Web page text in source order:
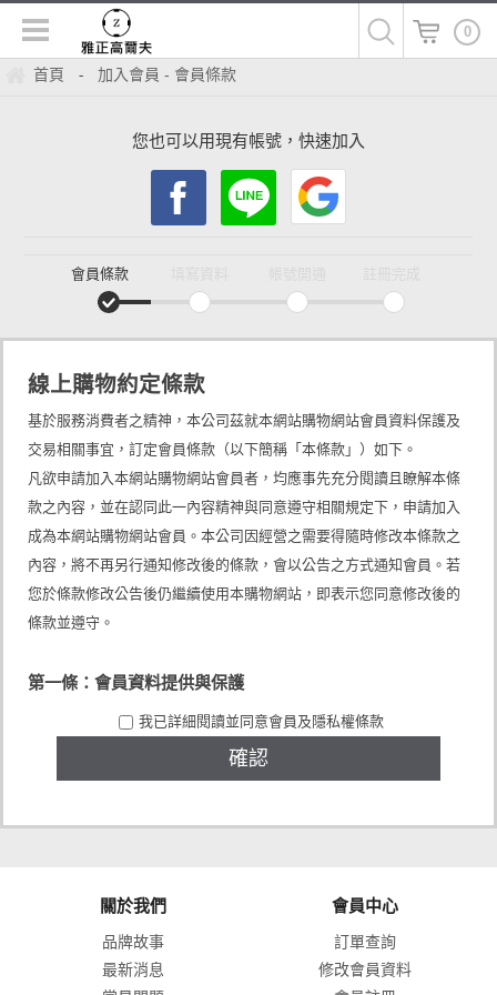
0
首頁 - 加入會員 - 會員條款
您也可以用現有帳號，快速加入
會員條款
線上購物約定條款
基於服務消費者之精神，本公司茲就本網站購物網站會員資料保護及
交易相關事宜，訂定會員條款（以下簡稱「本條款」）如下。
凡欲申請加入本網站購物網站會員者，均應事先充分閱讀且瞭解本條
款之內容，並在認同此一內容精神與同意遵守相關規定下，申請加入
成為本網站購物網站會員。本公司因經營之需要得隨時修改本條款之
內容，將不再另行通知修改後的條款，會以公告之方式通知會員。若
您於條款修改公告後仍繼續使用本購物網站，即表示您同意修改後的
條款並遵守。
第一條：會員資料提供與保護
個人資料。前述資料如有異動，會員應主動即時通知本公司客服中
心，本公司並得對會員之資格進行審查核駁。 本公司對於會員提供之
資料，得不定時進行審查。如有任何經本公司認為不實、錯誤或有異
事先經其法定代理人同意及瞭解後，始得申請加入成為本網站購物網
員之個人資料，該等資料將會在會員與本公司間交易往來、消費者管
目的下，於本網站提供服務之地區內處理利用，直到本網站停止服務
為止，並僅在前述目的範圍內，將會員個人資料提供給本公司關係企
業、物流通路商、受本公司委託處理事務之第三人利用。會員得請求
我已詳細閱讀並同意會員及隱私權條款
關於我們
品牌故事
最新消息
會員中心
訂單查詢
修改會員資料